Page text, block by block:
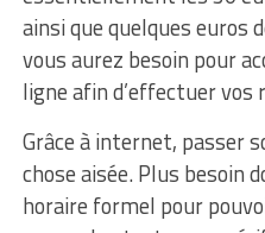
ainsi que quelques
vous aurez besoin pour
ligne afin d’effectuer vos
Grâce à internet, passer
chose aisée. Plus besoin
horaire formel pour